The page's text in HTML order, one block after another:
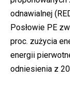
odnawialnej
Posłowie PE
proc. zużycia
energii
odniesienia z